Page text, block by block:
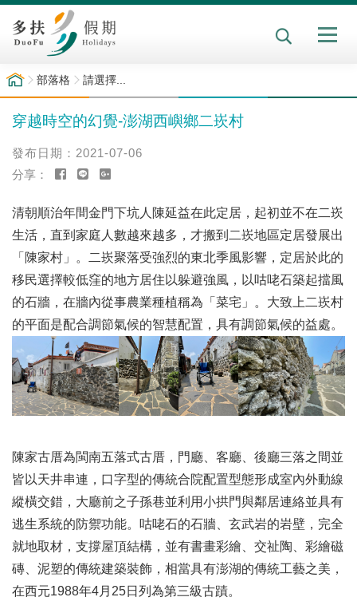
部落格 請選擇...
穿越時空的幻覺-澎湖西嶼鄉二崁村
2021-07-06
清朝順治年間金門下坑人陳延益在此定居，起初並不在二崁
生活，直到家庭人數越來越多，才搬到二崁地區定居發展出
「陳家村」。二崁聚落受強烈的東北季風影響，定居於此的
移民選擇較低窪的地方居住以躲避強風，以咕咾石築起擋風
的石牆，在牆內從事農業種植稱為「菜宅」。大致上二崁村
的平面是配合調節氣候的智慧配置，具有調節氣候的益處。
陳家古厝為閩南五落式古厝，門廳、客廳、後廳三落之間並
皆以天井串連，口字型的傳統合院配置型態形成室內外動線
縱橫交錯，大廳前之子孫巷並利用小拱門與鄰居連絡並具有
逃生系統的防禦功能。咕咾石的石牆、玄武岩的岩壁，完全
就地取材，支撐屋頂結構，並有書畫彩繪、交祉陶、彩繪磁
磚、泥塑的傳統建築裝飾，相當具有澎湖的傳統工藝之美，
在西元1988年4月25日列為第三級古蹟。